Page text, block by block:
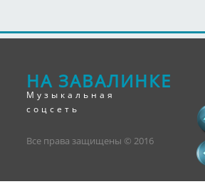
НА ЗАВАЛИНКЕ
Музыкальная
соцсеть
Все права защищены © 2016